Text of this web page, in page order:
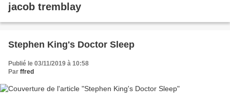
jacob tremblay
Stephen King's Doctor Sleep
Publié le 03/11/2019 à 10:58
Par ffred